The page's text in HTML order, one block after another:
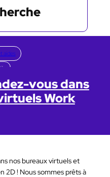
aides
vous dans
Work
nos bureaux virtuels et
2D ! Nous sommes prêts à